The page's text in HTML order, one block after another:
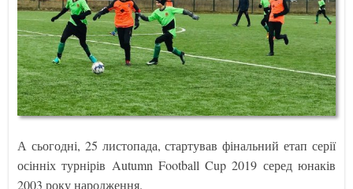
А сьогодні, 25 листопада, стартував фінальний етап серії
осінніх турнірів Autumn Football Cup 2019 серед юнаків
2003 року народження.